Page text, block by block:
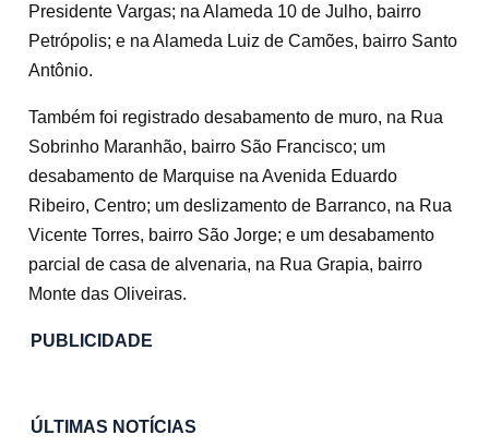
Presidente Vargas; na Alameda 10 de Julho, bairro
Petrópolis; e na Alameda Luiz de Camões, bairro Santo
Antônio.
Também foi registrado desabamento de muro, na Rua
Sobrinho Maranhão, bairro São Francisco; um
desabamento de Marquise na Avenida Eduardo
Ribeiro, Centro; um deslizamento de Barranco, na Rua
Vicente Torres, bairro São Jorge; e um desabamento
parcial de casa de alvenaria, na Rua Grapia, bairro
Monte das Oliveiras.
PUBLICIDADE
ÚLTIMAS NOTÍCIAS